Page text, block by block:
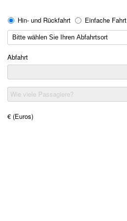
Hin- und Rückfahrt Einfache Fahrt
Abfahrt
Wie viele Passagiere?
€ (Euros)